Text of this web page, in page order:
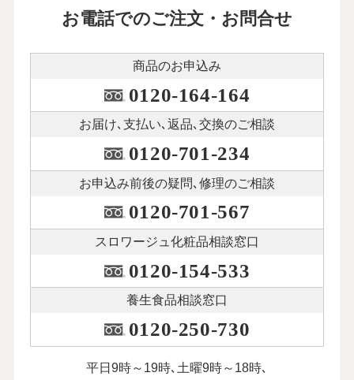
お電話でのご注文・お問合せ
商品のお申込み
0120-164-164
お届け､支払い､ 返品､交換のご相談
0120-701-234
お申込み前後の疑問､修理のご相談
0120-701-567
スロワージュ化粧品相談窓口
0120-154-533
養生食品相談窓口
0120-250-730
平日9時～19時､土曜9時～18時､